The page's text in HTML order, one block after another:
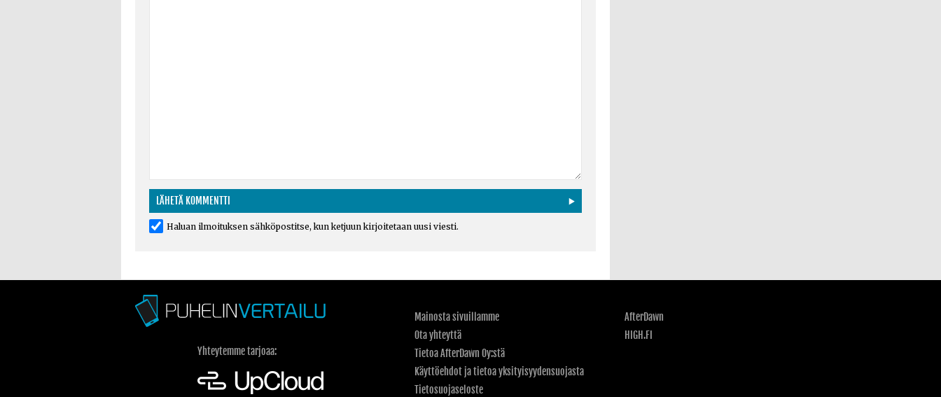
Haluan ilmoituksen sähköpostitse, kun ketjuun kirjoitetaan uusi viesti.
Yhteytemme tarjoaa:
Mainosta sivuillamme
Ota yhteyttä
Tietoa AfterDawn Oy:stä
Käyttöehdot ja tietoa yksityisyydensuojasta
Tietosuojaseloste
AfterDawn
HIGH.FI